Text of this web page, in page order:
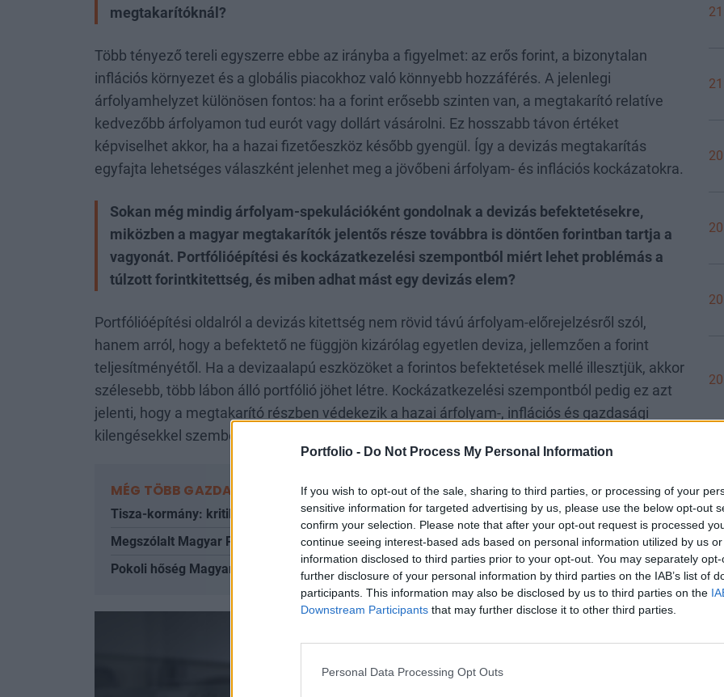
Portfolio - Do Not Process My Personal Information
If you wish to opt-out of the sale, sharing to third parties, or processing of your
sensitive information for targeted advertising by us, please use the below opt-out
confirm your selection. Please note that after your opt-out request is processed
continue seeing interest-based ads based on personal information utilized by us
information disclosed to third parties prior to your opt-out. You may separately
further disclosure of your personal information by third parties on the IAB’s list of
participants. This information may also be disclosed by us to third parties on the
Downstream Participants that may further disclose it to other third parties.
Personal Data Processing Opt Outs
megtakarítóknál?
Több tényező tereli egyszerre ebbe az irányba a figyelmet: az erős forint, a bizonytalan
inflációs környezet és a globális piacokhoz való könnyebb hozzáférés. A jelenlegi
árfolyamhelyzet különösen fontos: ha a forint erősebb szinten van, a megtakarító relatíve
kedvezőbb árfolyamon tud eurót vagy dollárt vásárolni. Ez hosszabb távon értéket
képviselhet akkor, ha a hazai fizetőeszköz később gyengül. Így a devizás megtakarítás
egyfajta lehetséges válaszként jelenhet meg a jövőbeni árfolyam- és inflációs kockázatokra.
Sokan még mindig árfolyam-spekulációként gondolnak a devizás befektetésekre,
miközben a magyar megtakarítók jelentős része továbbra is döntően forintban tartja a
vagyonát. Portfólióépítési és kockázatkezelési szempontból miért lehet problémás a
túlzott forintkitettség, és miben adhat mást egy devizás elem?
Portfólióépítési oldalról a devizás kitettség nem rövid távú árfolyam-előrejelzésről szól,
hanem arról, hogy a befektető ne függjön kizárólag egyetlen deviza, jellemzően a forint
teljesítményétől. Ha a devizaalapú eszközöket a forintos befektetések mellé illesztjük, akkor
szélesebb, több lábon álló portfólió jöhet létre. Kockázatkezelési szempontból pedig ez azt
jelenti, hogy a megtakarító részben védekezik a hazai árfolyam-, inflációs és gazdasági
kilengésekkel szemben; ezáltal a devizás elem stabilizáló szerepet tölthet be.
MÉG TÖBB GAZDASÁG
Tisza-kormány: kritikus nap az energiaellátásban, hajszálon múlhat Paks teljes leállása
Megszólalt Magyar Péter: itt vannak a 868 milliárdos energiafejlesztési program részletei
Pokoli hőség Magyarországon: egymás után dőltek meg az évszázados rekordok